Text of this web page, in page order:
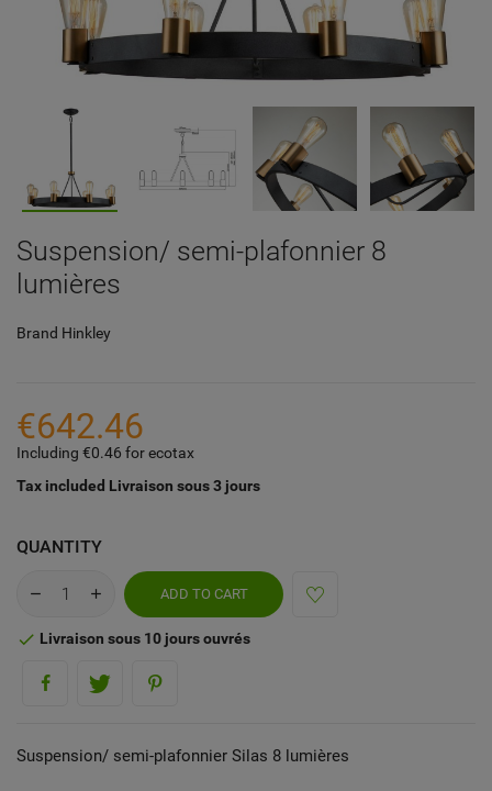
Suspension/ semi-plafonnier 8
lumières
Brand Hinkley
€642.46
Including €0.46 for ecotax
Tax included Livraison sous 3 jours
QUANTITY
ADD TO CART
 Livraison sous 10 jours ouvrés
Suspension/ semi-plafonnier Silas 8 lumières